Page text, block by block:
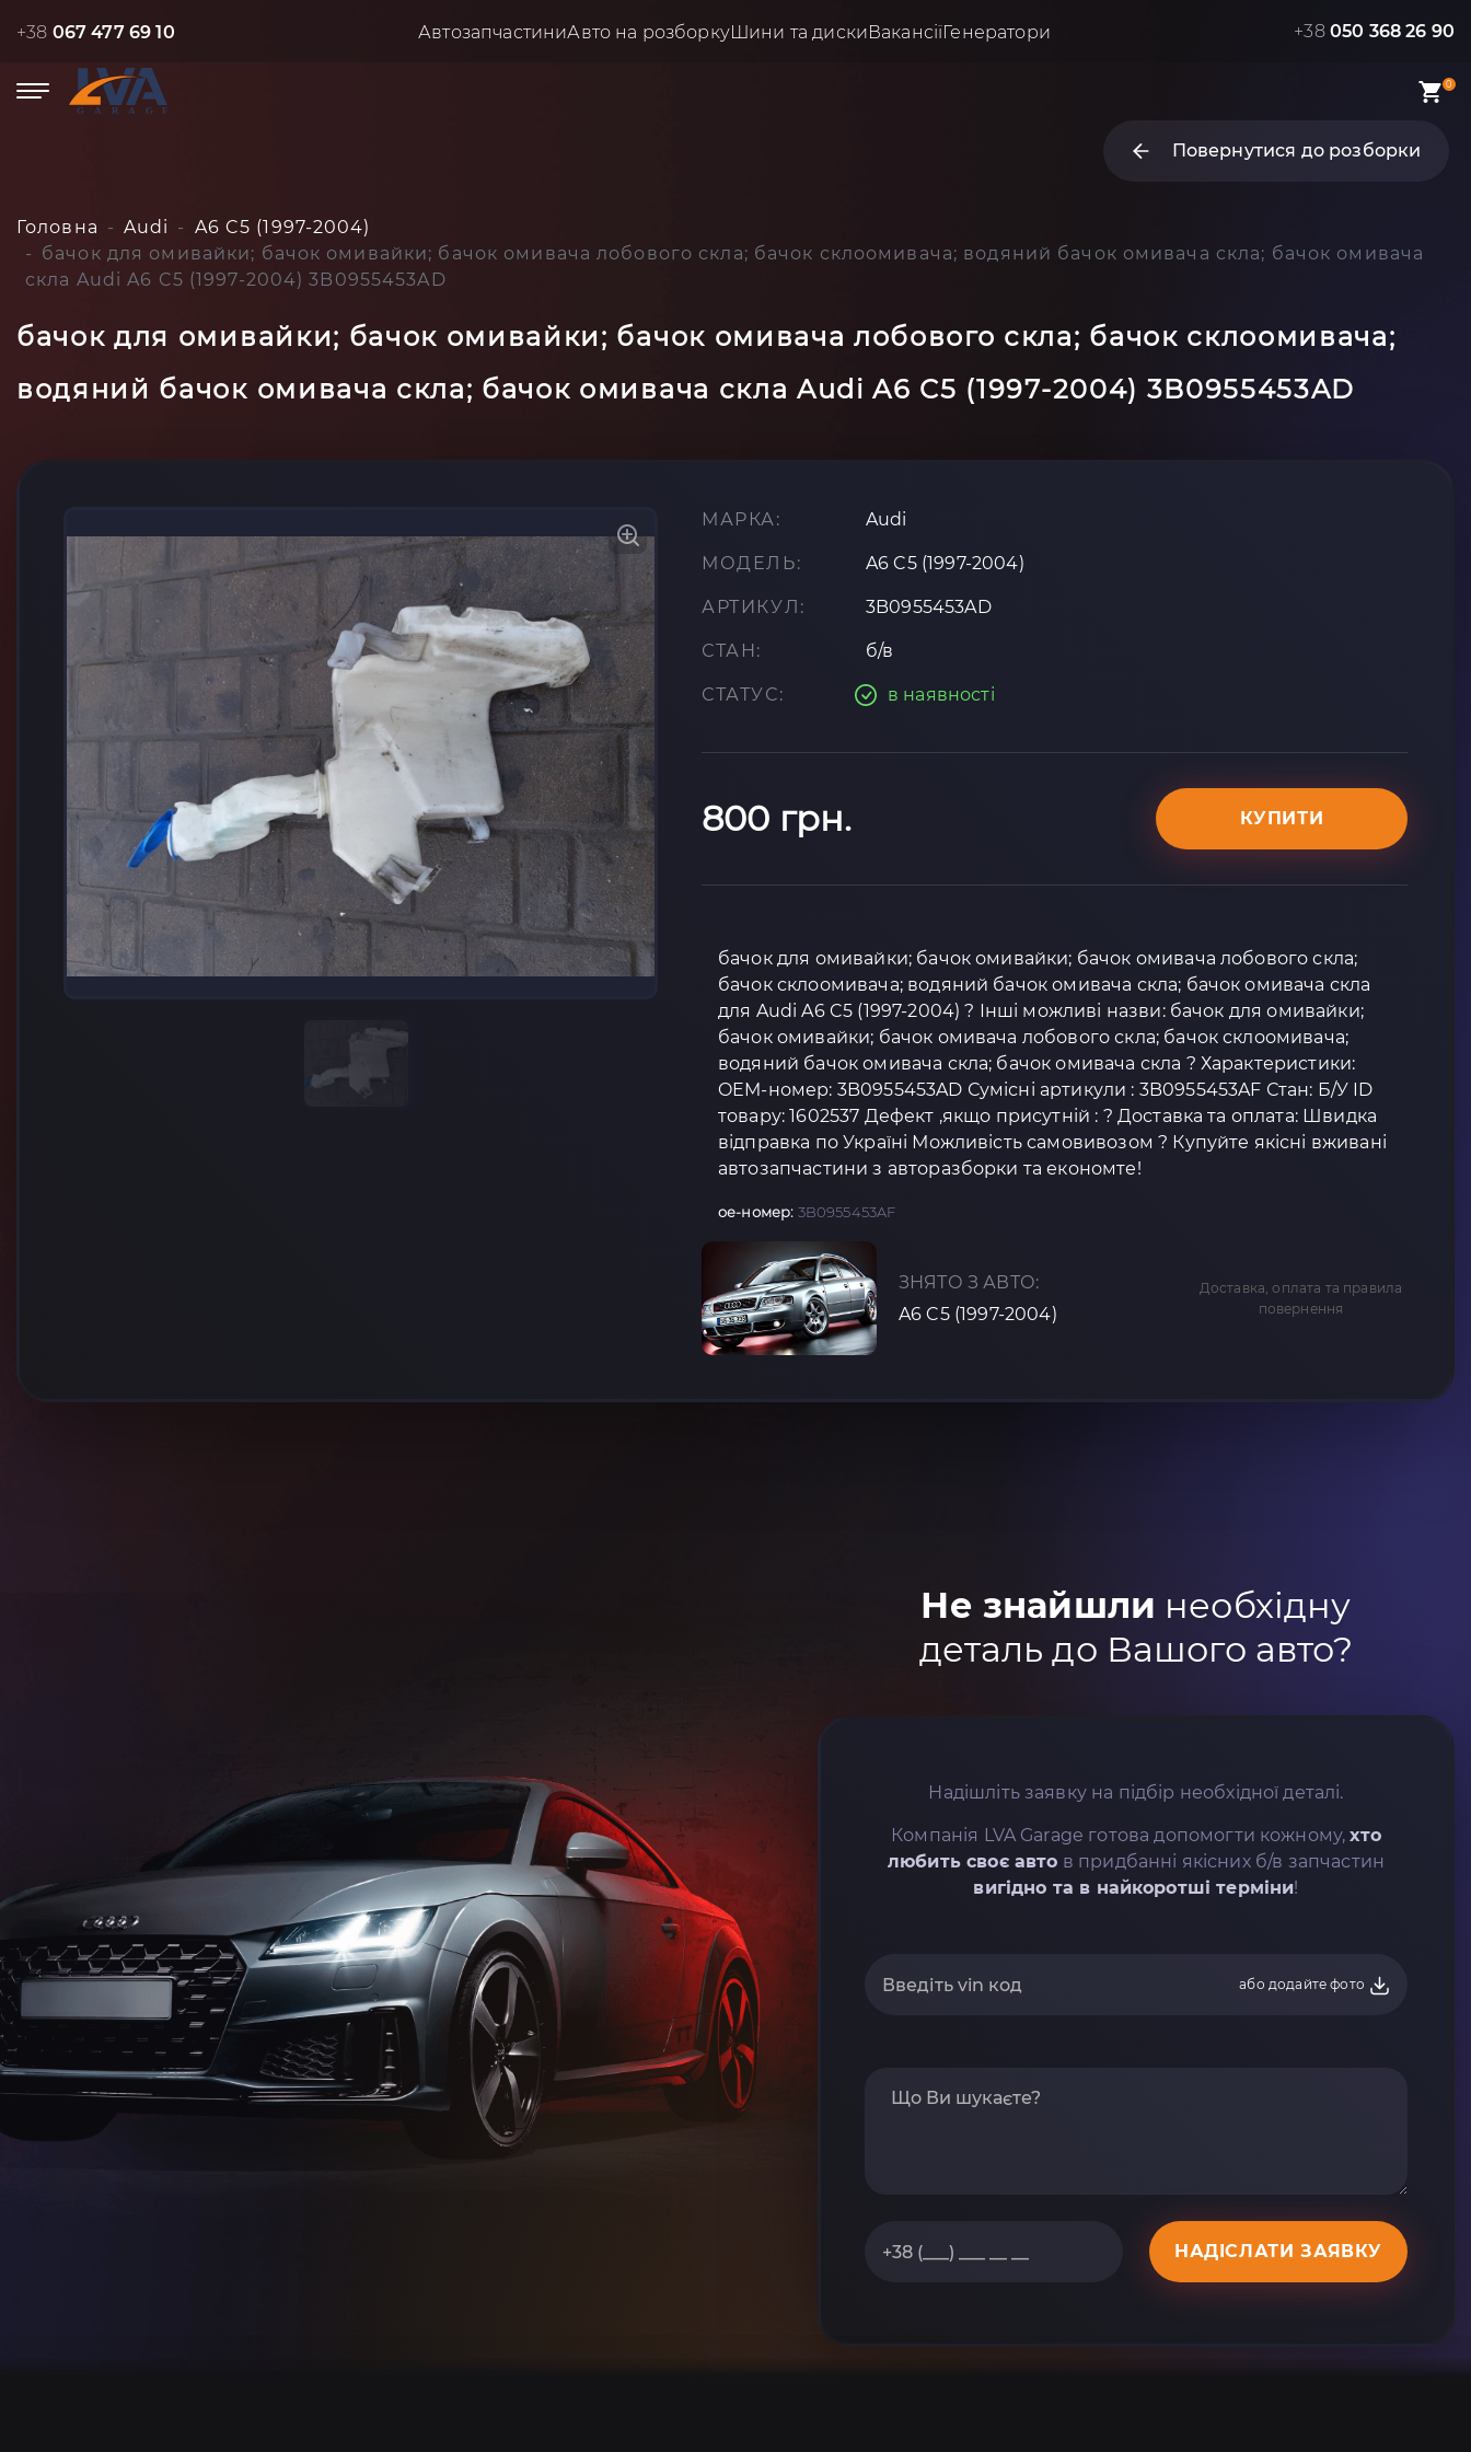
+38 067 477 69 10 АвтозапчастиниАвто на розборкуШини та дискиВакансіїГенератори +38 050 368 26 90
0
Повернутися до розборки
Головна Audi
A6 C5 (1997-2004)
бачок для омивайки; бачок омивайки; бачок омивача лобового скла; бачок склоомивача; водяний бачок омивача скла; бачок омивача
скла Audi A6 C5 (1997-2004) 3B0955453AD
бачок для омивайки; бачок омивайки; бачок омивача лобового скла; бачок склоомивача;
водяний бачок омивача скла; бачок омивача скла Audi A6 C5 (1997-2004) 3B0955453AD
МАРКА: Audi
МОДЕЛЬ: A6 C5 (1997-2004)
АРТИКУЛ: 3B0955453AD
СТАН: б/в
СТАТУС: в наявності
800 грн. КУПИТИ
бачок для омивайки; бачок омивайки; бачок омивача лобового скла;
бачок склоомивача; водяний бачок омивача скла; бачок омивача скла
для Audi A6 C5 (1997-2004) ? Інші можливі назви: бачок для омивайки;
бачок омивайки; бачок омивача лобового скла; бачок склоомивача;
водяний бачок омивача скла; бачок омивача скла ? Характеристики:
OEM-номер: 3B0955453AD Сумісні артикули : 3B0955453AF Стан: Б/У ID
товару: 1602537 Дефект ,якщо присутній : ? Доставка та оплата: Швидка
відправка по Україні Можливість самовивозом ? Купуйте якісні вживані
автозапчастини з авторазборки та економте!
oe-номер: 3B0955453AF
ЗНЯТО З АВТО:
A6 C5 (1997-2004)
Доставка, оплата та правила
повернення
Не знайшли необхідну
деталь до Вашого авто?
Надішліть заявку на підбір необхідної деталі.
Компанія LVA Garage готова допомогти кожному,хто
любить своє авто в придбанні якісних б/в запчастин
вигідно та в найкоротші терміни!
або додайте фото
НАДІСЛАТИ ЗАЯВКУ